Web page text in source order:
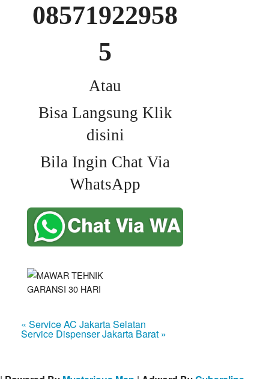
08571922958
5
Atau
Bisa Langsung Klik
disini
Bila Ingin Chat Via
WhatsApp
« Service AC Jakarta Selatan
Service Dispenser Jakarta Barat »